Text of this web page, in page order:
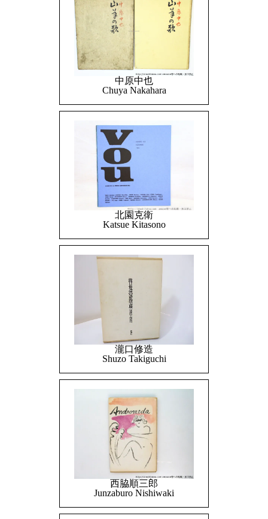
中原中也
Chuya Nakahara
北園克衛
Katsue Kitasono
瀧口修造
Shuzo Takiguchi
西脇順三郎
Junzaburo Nishiwaki